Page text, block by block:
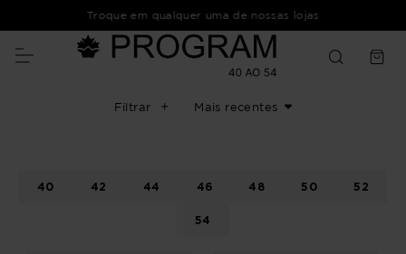
Troque em qualquer uma de nossas lojas
Filtrar Mais recentes
40 42 44 46 48 50 52
54